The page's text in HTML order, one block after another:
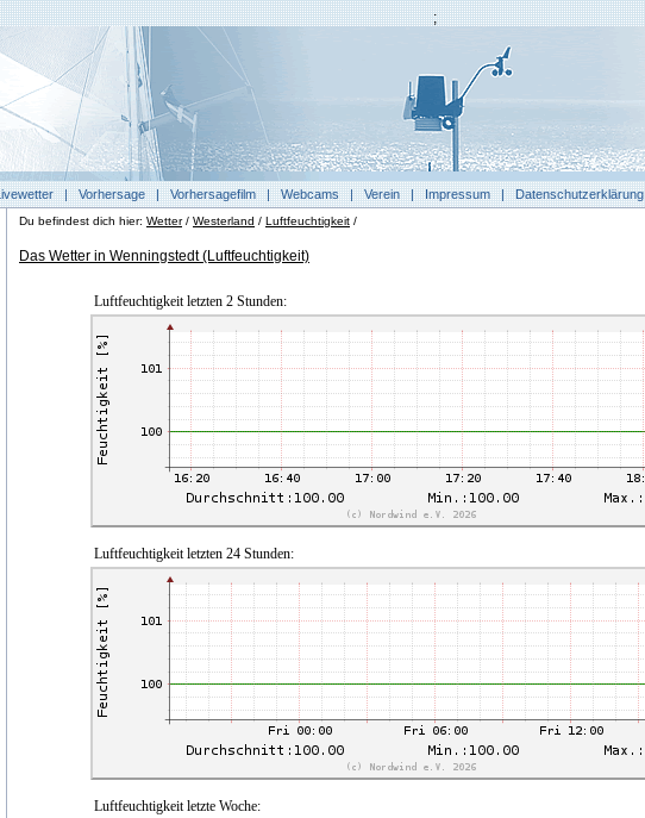
;
|Vorhersage|Vorhersagefilm|Webcams|Verein|Impressum|Datenschutzerklärung
Du befindest dich hier: Wetter/ Westerland / Luftfeuchtigkeit /
Das Wetter in Wenningstedt (Luftfeuchtigkeit)
Luftfeuchtigkeit letzten 2 Stunden:
Luftfeuchtigkeit letzten 24 Stunden:
Luftfeuchtigkeit letzte Woche: